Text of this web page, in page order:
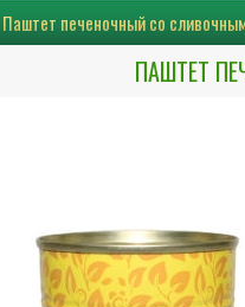
Паштет печеночный со
ПАШТЕТ